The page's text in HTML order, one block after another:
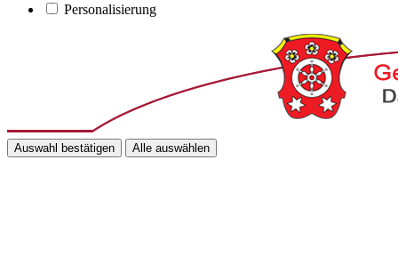
Personalisierung
Auswahl bestätigen Alle auswählen